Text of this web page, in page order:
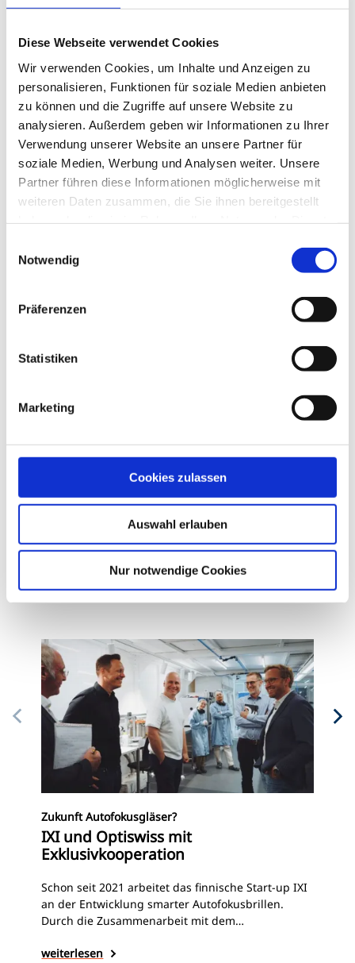
Diese Webseite verwendet Cookies
Wir verwenden Cookies, um Inhalte und Anzeigen zu
personalisieren, Funktionen für soziale Medien anbieten
zu können und die Zugriffe auf unsere Website zu
analysieren. Außerdem geben wir Informationen zu Ihrer
Verwendung unserer Website an unsere Partner für
soziale Medien, Werbung und Analysen weiter. Unsere
Partner führen diese Informationen möglicherweise mit
weiteren Daten zusammen, die Sie ihnen bereitgestellt
Notwendig
Präferenzen
Statistiken
Marketing
Cookies zulassen
Auswahl erlauben
Nur notwendige Cookies
Geschrieben von
Augenoptikermeisterin
Als Augenoptikermeisterin kennt Lisa Meinl
die Branche und bringt dieses Know-how
nach Fachautoren und Fachthemen, neuen
Zum Autorenprofil
Weitere Artikel
weiterlesen
Zukunft Autofokusgläser?
IXI und Optiswiss mit
Exklusivkooperation
Schon seit 2021 arbeitet das finnische Start-up IXI
an der Entwicklung smarter Autofokusbrillen.
Durch die Zusammenarbeit mit dem
auf der diesjährigen Silmo bekanntgegeben